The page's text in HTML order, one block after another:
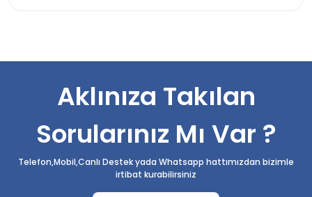
Aklınıza Takılan
Sorularınız Mı Var ?
Telefon,Mobil,Canlı Destek yada Whatsapp hattımızdan bizimle
irtibat kurabilirsiniz